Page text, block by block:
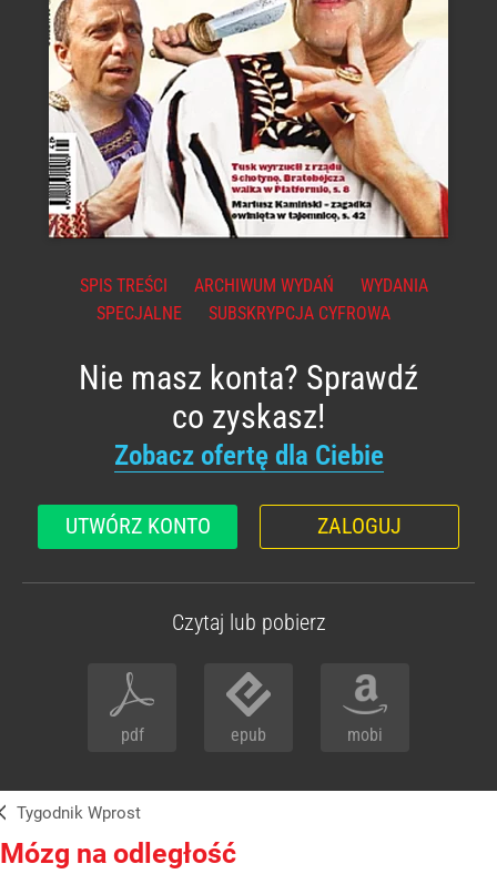
SPIS TREŚCI ARCHIWUM WYDAŃ
WYDANIA
SPECJALNE
SUBSKRYPCJA CYFROWA
Nie masz konta? Sprawdź
co zyskasz!
Zobacz ofertę dla Ciebie
UTWÓRZ KONTO ZALOGUJ
Czytaj lub pobierz
pdf epub mobi
Tygodnik Wprost
Mózg na odległość